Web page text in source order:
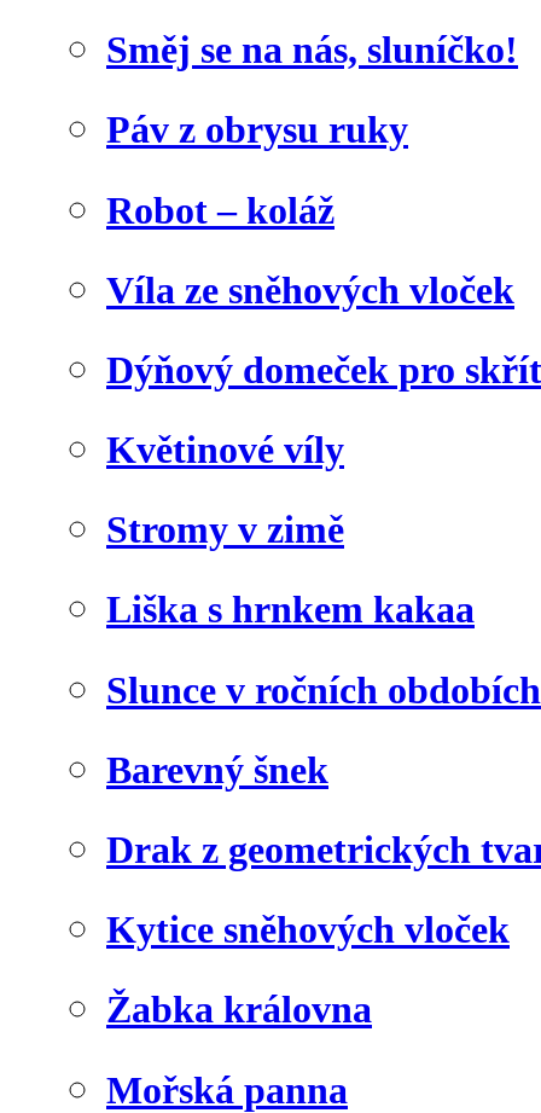
Směj se na nás, sluníčko!
Páv z obrysu ruky
Robot – koláž
Víla ze sněhových vloček
Dýňový domeček pro
Květinové víly
Stromy v zimě
Liška s hrnkem kakaa
Slunce v ročních obdobích
Barevný šnek
Drak z geometrických
Kytice sněhových vloček
Žabka královna
Mořská panna